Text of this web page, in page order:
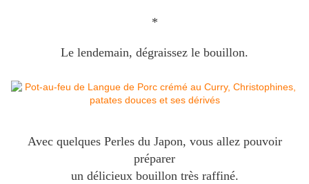
*
Le lendemain, dégraissez le bouillon.
Avec quelques Perles du Japon, vous allez pouvoir
préparer
un délicieux bouillon très raffiné.